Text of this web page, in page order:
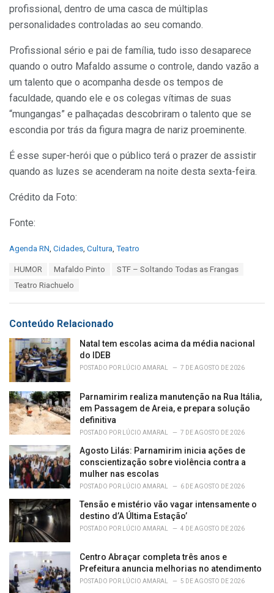
profissional, dentro de uma casca de múltiplas
personalidades controladas ao seu comando.
Profissional sério e pai de família, tudo isso desaparece
quando o outro Mafaldo assume o controle, dando vazão a
um talento que o acompanha desde os tempos de
faculdade, quando ele e os colegas vítimas de suas
“mungangas” e palhaçadas descobriram o talento que se
escondia por trás da figura magra de nariz proeminente.
É esse super-herói que o público terá o prazer de assistir
quando as luzes se acenderam na noite desta sexta-feira.
Crédito da Foto:
Fonte:
C
i
e
Agenda RN, Cidades, Cultura, Teatro
HUMOR Mafaldo Pinto
STF – Soltando Todas as Frangas
Teatro Riachuelo
Conteúdo Relacionado
Natal tem escolas acima da média nacional
do IDEB
POSTADO POR LÚCIO AMARAL 7 DE AGOSTO DE 2026
Parnamirim realiza manutenção na Rua Itália,
em Passagem de Areia, e prepara solução
definitiva
POSTADO POR LÚCIO AMARAL 7 DE AGOSTO DE 2026
Agosto Lilás: Parnamirim inicia ações de
conscientização sobre violência contra a
mulher nas escolas
POSTADO POR LÚCIO AMARAL 6 DE AGOSTO DE 2026
Tensão e mistério vão vagar intensamente o
destino d’A Última Estação’
POSTADO POR LÚCIO AMARAL 4 DE AGOSTO DE 2026
Centro Abraçar completa três anos e
Prefeitura anuncia melhorias no atendimento
POSTADO POR LÚCIO AMARAL 5 DE AGOSTO DE 2026